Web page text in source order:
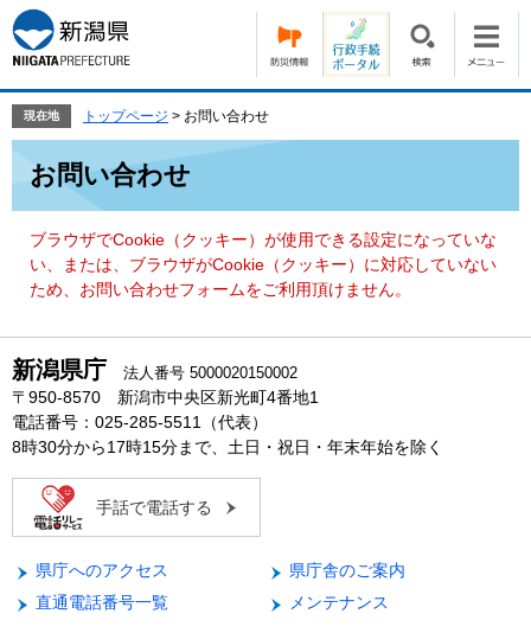
ー
ジ
の
頭
す。
ニ
ュ
ー
飛
て
現在地 トップページ > お問い合わせ
お問い合わせ
ブラウザでCookie（クッキー）が使用できる設定になっていな
い、または、ブラウザがCookie（クッキー）に対応していない
ため、お問い合わせフォームをご利用頂けません。
新潟県庁 法人番号 5000020150002
〒950-8570 新潟市中央区新光町4番地1
電話番号：025-285-5511（代表）
8時30分から17時15分まで、土日・祝日・年末年始を除く
手話で電話する
県庁へのアクセス
県庁舎のご案内
直通電話番号一覧
メンテナンス